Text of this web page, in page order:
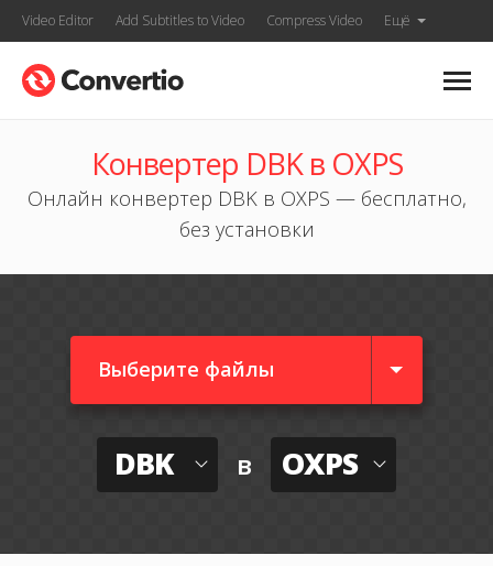
Video Editor Add Subtitles to Video Compress Video Ещё
Конвертер DBK в OXPS
Онлайн конвертер DBK в OXPS — бесплатно,
без установки
Выберите файлы
DBK в OXPS